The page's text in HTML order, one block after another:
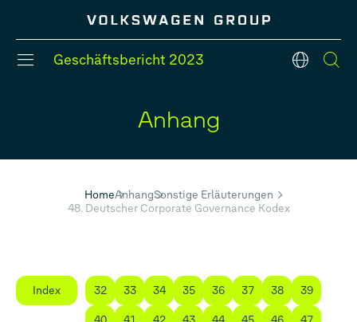
Geschäftsbericht 2023 de
Anhang
HomeAnhangSonstige Erläuterungen
48. Deutscher Corporate Governance Kodex
Index 32 33 34 35 36 37 38 39